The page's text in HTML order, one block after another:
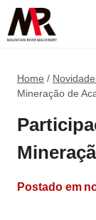
Home /
Mineração de
Postado em